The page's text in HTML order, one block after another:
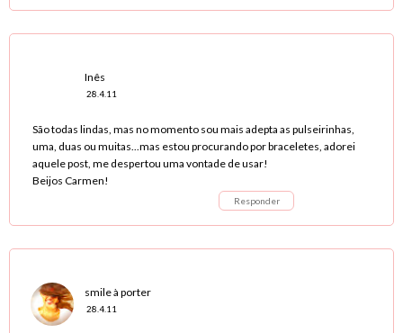
Inês
28.4.11
São todas lindas, mas no momento sou mais adepta as pulseirinhas,
uma, duas ou muitas...mas estou procurando por braceletes, adorei
aquele post, me despertou uma vontade de usar!
Beijos Carmen!
Responder
smile à porter
28.4.11